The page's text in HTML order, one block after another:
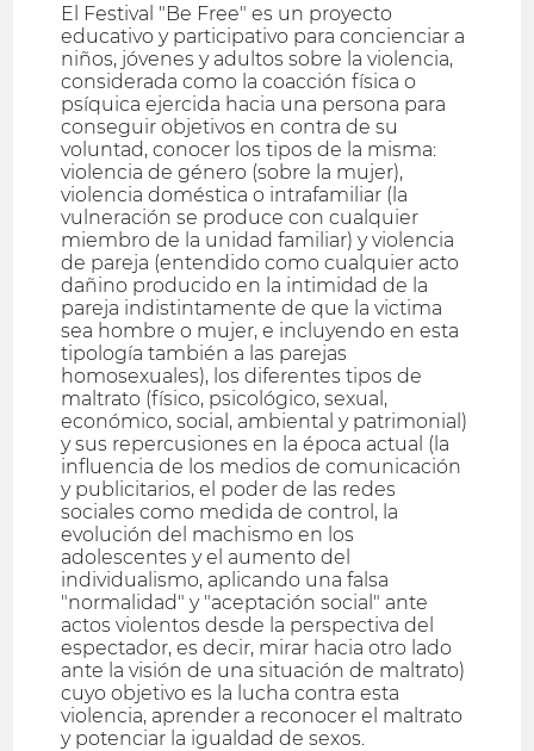
El Festival "Be Free" es un proyecto
educativo y participativo para concienciar a
niños, jóvenes y adultos sobre la violencia,
considerada como la coacción física o
psíquica ejercida hacia una persona para
conseguir objetivos en contra de su
voluntad, conocer los tipos de la misma:
violencia de género (sobre la mujer),
violencia doméstica o intrafamiliar (la
vulneración se produce con cualquier
miembro de la unidad familiar) y violencia
de pareja (entendido como cualquier acto
dañino producido en la intimidad de la
pareja indistintamente de que la victima
sea hombre o mujer, e incluyendo en esta
tipología también a las parejas
homosexuales), los diferentes tipos de
maltrato (físico, psicológico, sexual,
económico, social, ambiental y patrimonial)
y sus repercusiones en la época actual (la
influencia de los medios de comunicación
y publicitarios, el poder de las redes
sociales como medida de control, la
evolución del machismo en los
adolescentes y el aumento del
individualismo, aplicando una falsa
"normalidad" y "aceptación social" ante
actos violentos desde la perspectiva del
espectador, es decir, mirar hacia otro lado
ante la visión de una situación de maltrato)
cuyo objetivo es la lucha contra esta
violencia, aprender a reconocer el maltrato
y potenciar la igualdad de sexos.